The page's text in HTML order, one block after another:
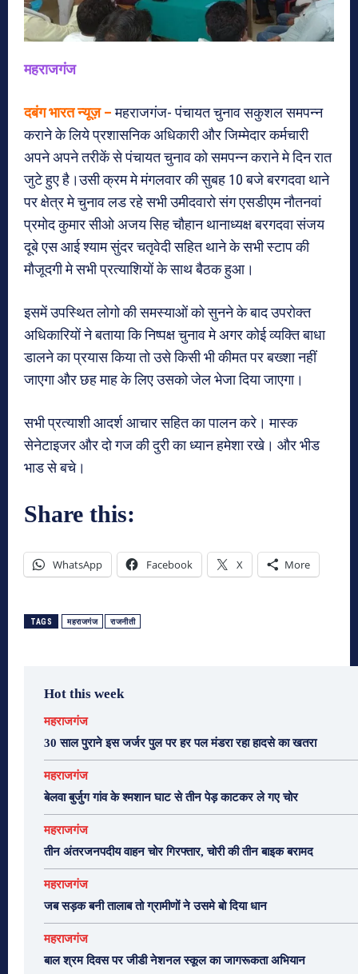
महराजगंज
दबंग भारत न्यूज़ –महराजगंज- पंचायत चुनाव सकुशल समपन्न
कराने के लिये प्रशासनिक अधिकारी और जिम्मेदार कर्मचारी
अपने अपने तरीकें से पंचायत चुनाव को समपन्न कराने मे दिन रात
जुटे हुए है।उसी क्रम मे मंगलवार की सुबह 10 बजे बरगदवा थाने
पर क्षेत्र मे चुनाव लड रहे सभी उमीदवारो संग एसडीएम नौतनवां
प्रमोद कुमार सीओ अजय सिह चौहान थानाध्यक्ष बरगदवा संजय
दूबे एस आई श्याम सुंदर चतृवेदी सहित थाने के सभी स्टाप की
मौजूदगी मे सभी प्रत्याशियों के साथ बैठक हुआ।
इसमें उपस्थित लोगो की समस्याओं को सुनने के बाद उपरोक्त
अधिकारियों ने बताया कि निष्पक्ष चुनाव मे अगर कोई व्यक्ति बाधा
डालने का प्रयास किया तो उसे किसी भी कीमत पर बख्शा नहीं
जाएगा और छह माह के लिए उसको जेल भेजा दिया जाएगा।
सभी प्रत्याशी आदर्श आचार सहित का पालन करे। मास्क
सेनेटाइजर और दो गज की दुरी का ध्यान हमेशा रखे। और भीड
भाड से बचे।
Share this:
WhatsApp Facebook X More
TAGS महराजगंज राजनीती
Hot this week
महराजगंज
30 साल पुराने इस जर्जर पुल पर हर पल मंडरा रहा हादसे का खतरा
महराजगंज
बेलवा बुर्जुग गांव के श्मशान घाट से तीन पेड़ काटकर ले गए चोर
महराजगंज
तीन अंतरजनपदीय वाहन चोर गिरफ्तार, चोरी की तीन बाइक बरामद
महराजगंज
जब सड़क बनी तालाब तो ग्रामीणों ने उसमे बो दिया धान
महराजगंज
बाल श्रम दिवस पर जीडी नेशनल स्कूल का जागरूकता अभियान